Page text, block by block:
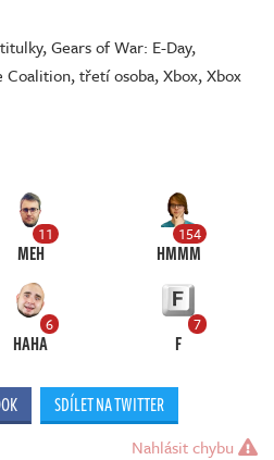
,Gears of War: E-Day,
Coalition,třetí osoba,Xbox,Xbox
11
MEH
154
HMMM
6
HAHA
7
F
SDÍLET NA TWITTER
Nahlásit chybu